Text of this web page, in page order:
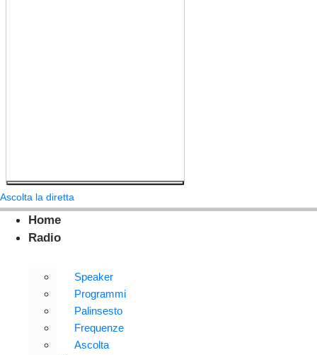
Ascolta la diretta
Home
Radio
Speaker
Programmi
Palinsesto
Frequenze
Ascolta